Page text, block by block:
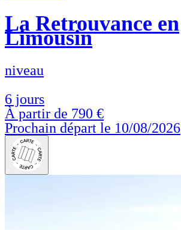
La Retrouvance en
Limousin
niveau
6 jours
À partir de 790 €
Prochain départ le 10/08/2026